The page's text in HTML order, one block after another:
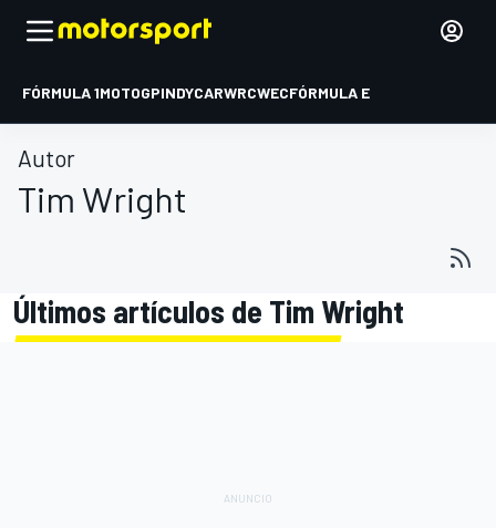
FÓRMULA 1MOTOGPINDYCARWRCWECFÓRMULA E
Autor
Tim Wright
Últimos artículos de Tim Wright